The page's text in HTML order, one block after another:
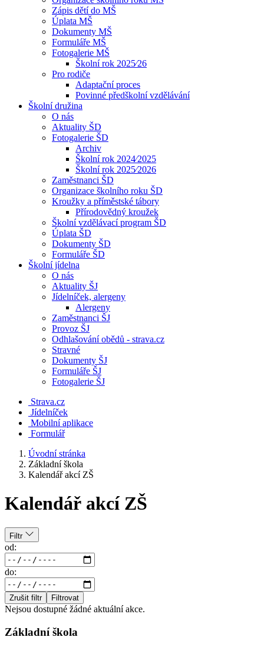
Zápis dětí do MŠ
Úplata MŠ
Dokumenty MŠ
Formuláře MŠ
Fotogalerie MŠ
Školní rok 2025⁄26
Pro rodiče
Adaptační proces
Povinné předškolní vzdělávání
Školní družina
O nás
Aktuality ŠD
Fotogalerie ŠD
Archiv
Školní rok 2024⁄2025
Školní rok 2025⁄2026
Zaměstnanci ŠD
Organizace školního roku ŠD
Kroužky a příměstské tábory
Přírodovědný kroužek
Školní vzdělávací program ŠD
Úplata ŠD
Dokumenty ŠD
Formuláře ŠD
Školní jídelna
O nás
Aktuality ŠJ
Jídelníček, alergeny
Alergeny
Zaměstnanci ŠJ
Provoz ŠJ
Odhlašování obědů - strava.cz
Stravné
Dokumenty ŠJ
Formuláře ŠJ
Fotogalerie ŠJ
Strava.cz
Jídelníček
Mobilní aplikace
Formulář
Úvodní stránka
Základní škola
Kalendář akcí ZŠ
Kalendář akcí ZŠ
Filtr
od:
do:
Zrušit filtr Filtrovat
Nejsou dostupné žádné aktuální akce.
Základní škola